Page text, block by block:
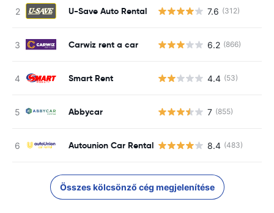
U-Save Auto Rental 7.6 (312)
Carwiz rent a car 6.2 (866)
Smart Rent 4.4 (53)
Abbycar 7 (855)
Autounion Car Rental 8.4 (483)
Összes kölcsönző cég megjelenítése